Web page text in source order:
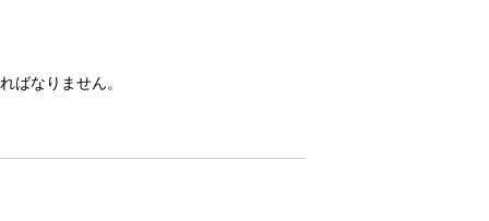
ばなりません。